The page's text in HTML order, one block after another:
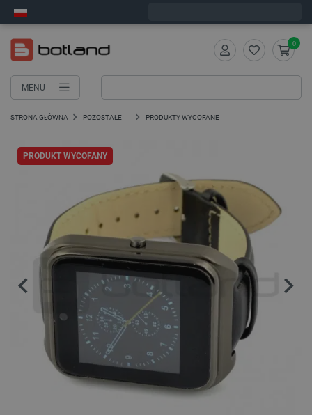
MENU
0
STRONA GŁÓWNA POZOSTAŁE PRODUKTY WYCOFANE
PRODUKT WYCOFANY